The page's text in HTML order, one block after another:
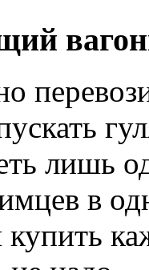
лишь
в
купить